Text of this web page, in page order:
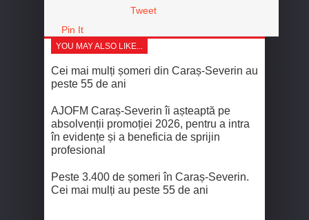
Tweet
Pin It
YOU MAY ALSO LIKE...
Cei mai mulți șomeri din Caraș-Severin au
peste 55 de ani
AJOFM Caraș‑Severin îi așteaptă pe
absolvenții promoției 2026, pentru a intra
în evidențe și a beneficia de sprijin
profesional
Peste 3.400 de șomeri în Caraș-Severin.
Cei mai mulți au peste 55 de ani